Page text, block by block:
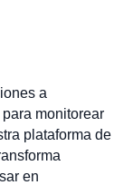
a
monitorear
plataforma de
en